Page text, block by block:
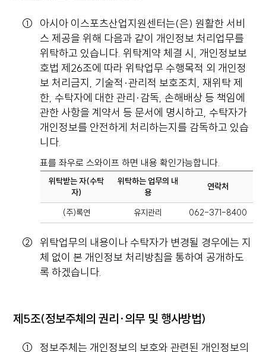
아시아 이스포츠산업지원센터는(은) 원활한 서비
스 제공을 위해 다음과 같이 개인정보 처리업무를
위탁하고 있습니다. 위탁계약 체결 시, 개인정보보
호법 제26조에 따라 위탁업무 수행목적 외 개인정
보 처리금지, 기술적·관리적 보호조치, 재위탁 제
한, 수탁자에 대한 관리·감독, 손해배상 등 책임에
관한 사항을 계약서 등 문서에 명시하고, 수탁자가
개인정보를 안전하게 처리하는지를 감독하고 있습
니다.
표를 좌우로 스와이프 하면 내용 확인가능합니다.
위탁받는 자(수탁
자)
위탁하는 업무의 내
용
연락처
(주)록연 유지관리 062-371-8400
위탁업무의 내용이나 수탁자가 변경될 경우에는 지
체 없이 본 개인정보 처리방침을 통하여 공개하도
록 하겠습니다.
제5조(정보주체의 권리·의무 및 행사방법)
정보주체는 개인정보의 보호와 관련된 개인정보의